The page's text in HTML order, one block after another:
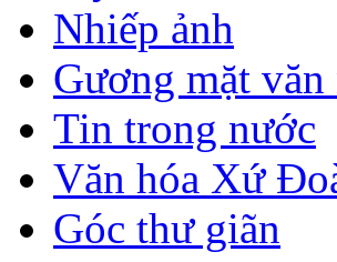
Nhiếp ảnh
Gương mặt văn
Tin trong nước
Văn hóa Xứ
Góc thư giãn